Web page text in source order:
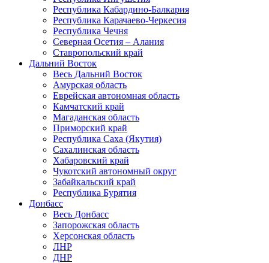
Республика Кабардино-Балкария
Республика Карачаево-Черкесия
Республика Чечня
Северная Осетия – Алания
Ставропольский край
Дальний Восток
Весь Дальний Восток
Амурская область
Еврейская автономная область
Камчатский край
Магаданская область
Приморский край
Республика Саха (Якутия)
Сахалинская область
Хабаровский край
Чукотский автономный округ
Забайкальский край
Республика Бурятия
Донбасс
Весь Донбасс
Запорожская область
Херсонская область
ЛНР
ДНР